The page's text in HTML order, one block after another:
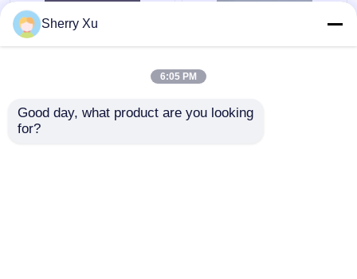
অ্যালুমিনিয়াম কোর কম্পোজিট
স্যান্ডউইচ প্যানেল 0.06 মিমি
Sherry Xu
6:05 PM
Good day, what product are you looking
for?